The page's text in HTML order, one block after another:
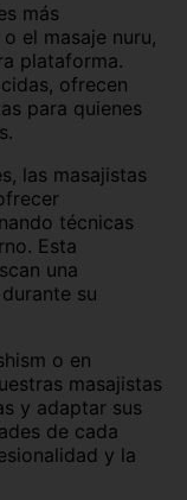
más
el masaje nuru,
plataforma.
ofrecen
para quienes
las masajistas
técnicas
Esta
una
su
o en
masajistas
y adaptar sus
de cada
y la